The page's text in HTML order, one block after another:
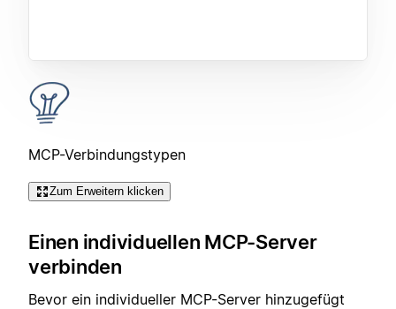
MCP-Verbindungstypen
Zum Erweitern klicken
Einen individuellen MCP-Server
verbinden
Bevor ein individueller MCP-Server hinzugefügt